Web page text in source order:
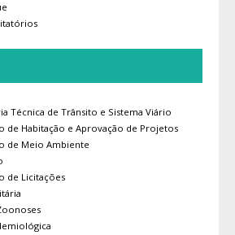
Técnica de Trânsito e Sistema Viário
de Habitação e Aprovação de Projetos
de Meio Ambiente
de Licitações